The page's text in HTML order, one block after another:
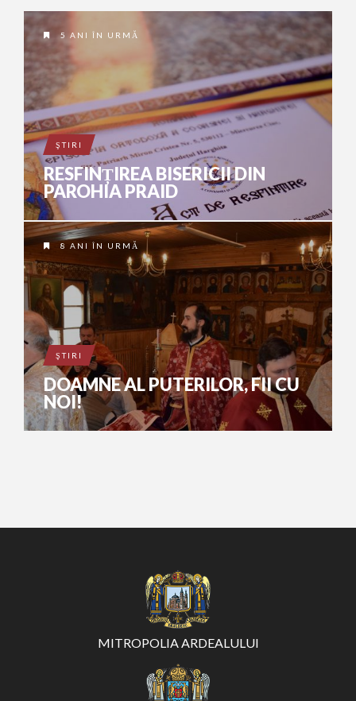
5 ANI ÎN URMĂ
ŞTIRI
RESFINȚIREA BISERICII DIN
PAROHIA PRAID
8 ANI ÎN URMĂ
ŞTIRI
DOAMNE AL PUTERILOR, FII CU
NOI!
MITROPOLIA ARDEALULUI